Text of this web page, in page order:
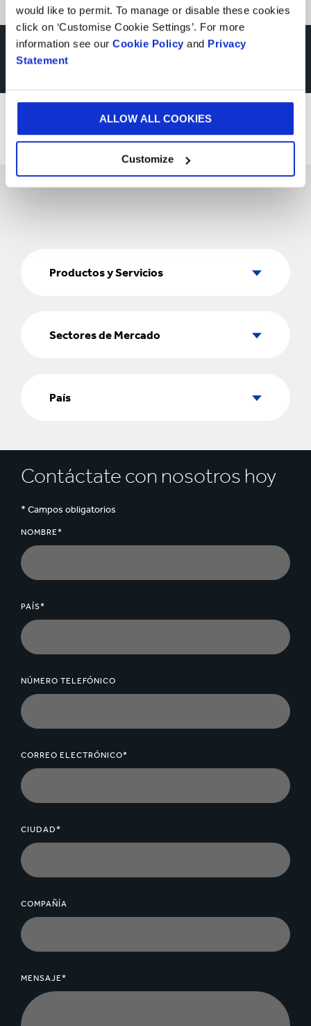
would like to permit. To manage or disable these cookies
click on ‘Customise Cookie Settings’. For more
information see our Cookie Policy and Privacy
Statement
ALLOW ALL COOKIES
Customize
Inspírate con una visita a
uno de nuestros
Experience Centres
Productos y Servicios
Sectores de Mercado
País
Contáctate con nosotros hoy
* Campos obligatorios
NOMBRE*
PAÍS*
NÚMERO TELEFÓNICO
CORREO ELECTRÓNICO*
CIUDAD*
COMPAÑÍA
MENSAJE*